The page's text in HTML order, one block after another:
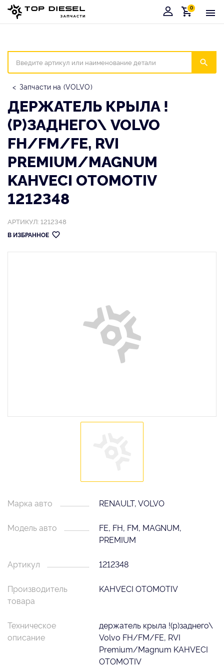
Корзина
0
Запчасти на (VOLVO)
ДЕРЖАТЕЛЬ КРЫЛА !
(Р)ЗАДНЕГО\ VOLVO
FH/FM/FE, RVI
PREMIUM/MAGNUM
KAHVECI OTOMOTIV
1212348
АРТИКУЛ: 1212348
В ИЗБРАННОЕ
Марка авто RENAULT, VOLVO
Модель авто
FE, FH, FM, MAGNUM,
PREMIUM
Артикул 1212348
Производитель
товара
KAHVECI OTOMOTIV
Техническое
описание
держатель крыла !(р)заднего\
Volvo FH/FM/FE, RVI
Premium/Magnum KAHVECI
OTOMOTIV